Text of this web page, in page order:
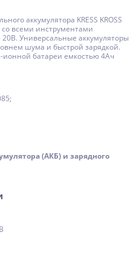
аккумулятора KRESS KROSS
со всеми инструментами
Универсальные аккумуляторы
шума и быстрой зарядкой.
ионной батареи емкостью 4Ач
(АКБ) и зарядного